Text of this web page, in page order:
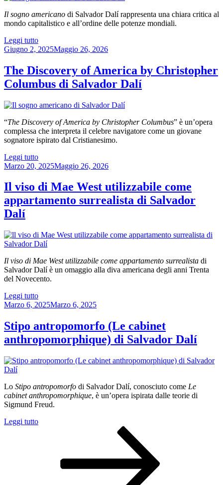
Il sogno americano di Salvador Dalí rappresenta una chiara critica al
mondo capitalistico e all’ordine delle potenze mondiali.
Leggi tutto“Il
sogno
di
Salvador
Dalí”
Pubblicato
Giugno 2, 2025Maggio 26, 2026
The Discovery of America by Christopher
Columbus di Salvador Dalí
“The Discovery of America by Christopher Columbus” è un’opera
complessa che interpreta il celebre navigatore come un giovane
sognatore ispirato dal Cristianesimo.
Leggi tutto“The
Discovery
America
by
Christopher
Dalí”
Pubblicato
Marzo 20, 2025Maggio 26, 2026
Il viso di Mae West utilizzabile come
appartamento surrealista di Salvador
Dalí
Il viso di Mae West utilizzabile come appartamento surrealista di
Salvador Dalí è un omaggio alla diva americana degli anni Trenta
del Novecento.
Leggi tutto“Il
viso
Mae
West
utilizzabile
appartamento
surrealista
Salvador
Dalí”
Pubblicato
Marzo 6, 2025Marzo 6, 2025
Stipo antropomorfo (Le cabinet
anthropomorphique) di Salvador Dalí
Lo Stipo antropomorfo di Salvador Dalí, conosciuto come Le
cabinet anthropomorphique, è un’opera ispirata dalle teorie di
Sigmund Freud.
Leggi tutto“Stipo
anthropomorphique)